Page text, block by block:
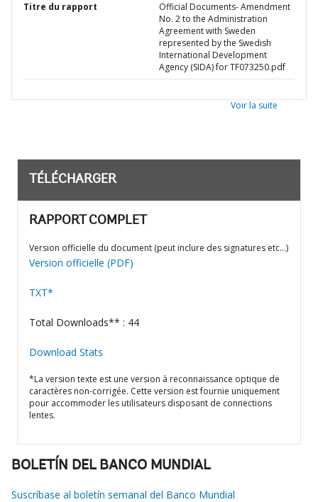
Titre du rapport
Official Documents- Amendment
No. 2 to the Administration
Agreement with Sweden
represented by the Swedish
International Development
Agency (SIDA) for TF073250.pdf
Voir la suite
TÉLÉCHARGER
RAPPORT COMPLET
Version officielle du document (peut inclure des signatures etc…)
Version officielle (PDF)
TXT*
Total Downloads** : 44
Download Stats
*La version texte est une version à reconnaissance optique de
caractères non-corrigée. Cette version est fournie uniquement
pour accommoder les utilisateurs disposant de connections
lentes.
BOLETÍN DEL BANCO MUNDIAL
Suscríbase al boletín semanal del Banco Mundial